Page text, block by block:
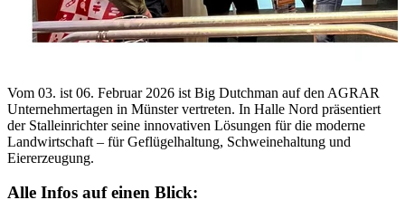
Vom 03. ist 06. Februar 2026 ist Big Dutchman auf den AGRAR
Unternehmertagen in Münster vertreten. In Halle Nord präsentiert
der Stalleinrichter seine innovativen Lösungen für die moderne
Landwirtschaft – für Geflügelhaltung, Schweinehaltung und
Eiererzeugung.
Alle Infos auf einen Blick: